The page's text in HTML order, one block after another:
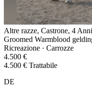
Altre razze, Castrone, 4
Groomed Warmblood
Ricreazione · Carrozze
4.500 €
4.500 € Trattabile
DE